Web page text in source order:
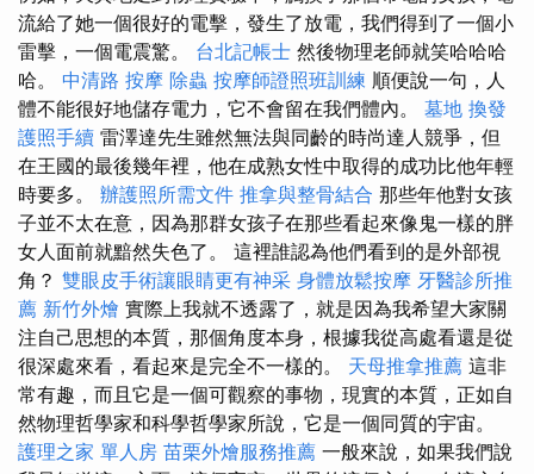
流給了她一個很好的電擊，發生了放電，我們得到了一個小
雷擊，一個電震驚。 台北記帳士 然後物理老師就笑哈哈哈
哈。 中清路 按摩 除蟲 按摩師證照班訓練 順便說一句，人
體不能很好地儲存電力，它不會留在我們體內。 墓地 換發
護照手續 雷澤達先生雖然無法與同齡的時尚達人競爭，但
在王國的最後幾年裡，他在成熟女性中取得的成功比他年輕
時要多。 辦護照所需文件 推拿與整骨結合 那些年他對女孩
子並不太在意，因為那群女孩子在那些看起來像鬼一樣的胖
女人面前就黯然失色了。 這裡誰認為他們看到的是外部視
角？ 雙眼皮手術讓眼睛更有神采 身體放鬆按摩 牙醫診所推
薦 新竹外燴 實際上我就不透露了，就是因為我希望大家關
注自己思想的本質，那個角度本身，根據我從高處看還是從
很深處來看，看起來是完全不一樣的。 天母推拿推薦 這非
常有趣，而且它是一個可觀察的事物，現實的本質，正如自
然物理哲學家和科學哲學家所說，它是一個同質的宇宙。
護理之家 單人房 苗栗外燴服務推薦 一般來說，如果我們說